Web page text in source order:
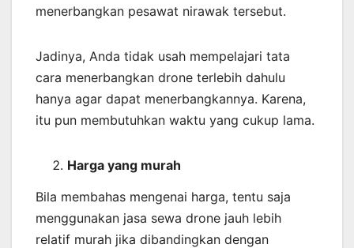
menerbangkan pesawat nirawak tersebut.
Jadinya, Anda tidak usah mempelajari tata
cara menerbangkan drone terlebih dahulu
hanya agar dapat menerbangkannya. Karena,
itu pun membutuhkan waktu yang cukup lama.
Harga yang murah
Bila membahas mengenai harga, tentu saja
menggunakan jasa sewa drone jauh lebih
relatif murah jika dibandingkan dengan